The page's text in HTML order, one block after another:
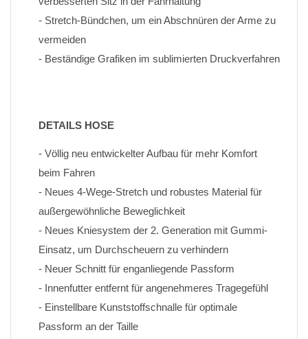
- Stretch-Bündchen, um ein Abschnüren der Arme zu
vermeiden
- Beständige Grafiken im sublimierten Druckverfahren
DETAILS HOSE
- Völlig neu entwickelter Aufbau für mehr Komfort
beim Fahren
- Neues 4-Wege-Stretch und robustes Material für
außergewöhnliche Beweglichkeit
- Neues Kniesystem der 2. Generation mit Gummi-
Einsatz, um Durchscheuern zu verhindern
- Neuer Schnitt für enganliegende Passform
- Innenfutter entfernt für angenehmeres Tragegefühl
- Einstellbare Kunststoffschnalle für optimale
Passform an der Taille